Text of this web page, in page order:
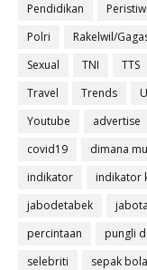
Pendidikan
Polri
Rakelwil/
Sexual
TNI TTS
Travel
Trends
Youtube
advertise
covid19
dimana
indikator
indikator
jabodetabek
percintaan
pungli
selebriti
sepak bola